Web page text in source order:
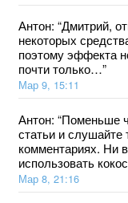
Антон: “Дмитрий,
некоторых
поэтому эффекта
почти только…”
Мар 9, 15:11
Антон: “Поменьше
статьи и слушайте
комментариях. Ни
использовать
Мар 8, 21:16